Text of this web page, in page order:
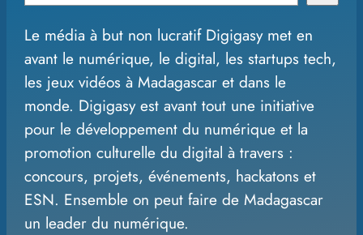
e
a
r
c
h
Le média à but non lucratif Digigasy met en
avant le numérique, le digital, les startups tech,
les jeux vidéos à Madagascar et dans le
monde. Digigasy est avant tout une initiative
pour le développement du numérique et la
promotion culturelle du digital à travers :
concours, projets, événements, hackatons et
ESN. Ensemble on peut faire de Madagascar
un leader du numérique.